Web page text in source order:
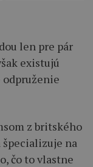
len pre pár
existujú
odpruženie
z britského
špecializuje na
čo to vlastne